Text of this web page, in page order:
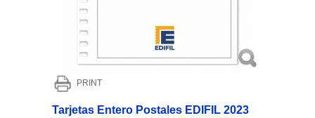
PRINT
Tarjetas Entero Postales EDIFIL 2023